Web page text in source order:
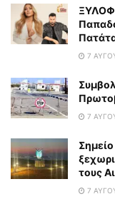
7
7
τους
7